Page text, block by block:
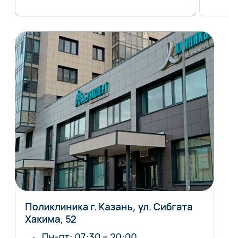
Поликлиника г. Казань, ул. Сибгата
Хакима, 52